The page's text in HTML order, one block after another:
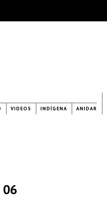
VIDEOS INDÍGENA ANIDAR
06